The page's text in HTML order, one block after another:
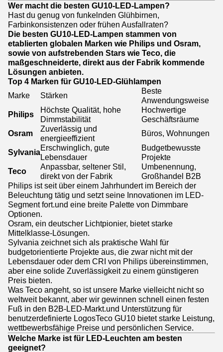
Wer macht die besten GU10-LED-Lampen?
Hast du genug von funkelnden Glühbirnen,
Farbinkonsistenzen oder frühen Ausfallraten?
Die besten GU10-LED-Lampen stammen von
etablierten globalen Marken wie Philips und Osram,
sowie von aufstrebenden Stars wie Teco, die
maßgeschneiderte, direkt aus der Fabrik kommende
Lösungen anbieten.
Top 4 Marken für GU10-LED-Glühlampen
Marke
Stärken
Beste
Anwendungsweise
Philips
Höchste Qualität, hohe
Dimmstabilität
Hochwertige
Geschäftsräume
Osram
Zuverlässig und
energieeffizient
Büros, Wohnungen
SylvaniaErschwinglich, gute
Lebensdauer
Budgetbewusste
Projekte
Teco
Anpassbar, seltener Stil,
direkt von der Fabrik
Umbenennung,
Großhandel B2B
Philips ist seit über einem Jahrhundert im Bereich der
Beleuchtung tätig und setzt seine Innovationen im LED-
Segment fort.und eine breite Palette von Dimmbare
Optionen.
Osram, ein deutscher Lichtpionier, bietet starke
Mittelklasse-Lösungen.
Sylvania zeichnet sich als praktische Wahl für
budgetorientierte Projekte aus, die zwar nicht mit der
Lebensdauer oder dem CRI von Philips übereinstimmen,
aber eine solide Zuverlässigkeit zu einem günstigeren
Preis bieten.
Was Teco angeht, so ist unsere Marke vielleicht nicht so
weltweit bekannt, aber wir gewinnen schnell einen festen
Fuß in den B2B-LED-Markt.und Unterstützung für
benutzerdefinierte LogosTeco GU10 bietet starke Leistung,
wettbewerbsfähige Preise und persönlichen Service.
Welche Marke ist für LED-Leuchten am besten
geeignet?